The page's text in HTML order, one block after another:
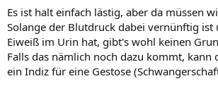
Es ist halt einfach lästig, aber da müssen
Solange der Blutdruck dabei vernünftig ist
Eiweiß im Urin hat, gibt's wohl keinen
Falls das nämlich noch dazu kommt, kann
ein Indiz für eine Gestose